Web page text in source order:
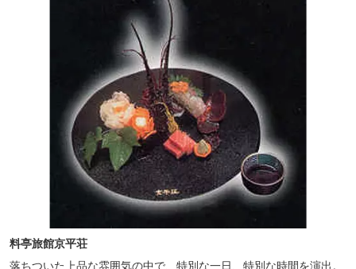
料亭旅館京平荘
落ちついた上品な雰囲気の中で、特別な一日、特別な時間を演出。